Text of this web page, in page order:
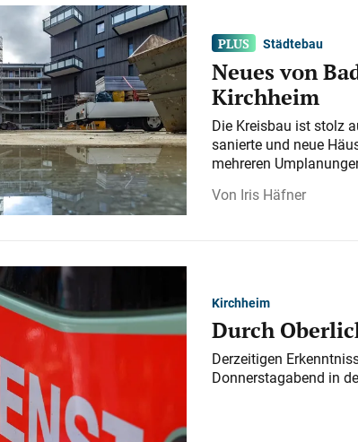
Städtebau
Neues von
Kirchheim
Die Kreisbau ist stolz
sanierte und neue
mehreren
Iris Häfner
Kirchheim
Durch
Derzeitigen
Donnerstagabend in